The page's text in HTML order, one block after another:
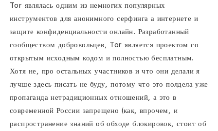
Tor являлась одним из немногих популярных
инструментов для анонимного серфинга а интернете и
защите конфиденциальности онлайн. Разработанный
сообществом добровольцев, Tor является проектом со
открытым исходным кодом и полностью бесплатным.
Хотя не, про остальных участников и что они делали я
лучше здесь писать не буду, потому что это полдела уже
пропаганда нетрадиционных отношений, а это в
современной России запрещено (как, впрочем, и
распространение знаний об обходе блокировок, стоит об